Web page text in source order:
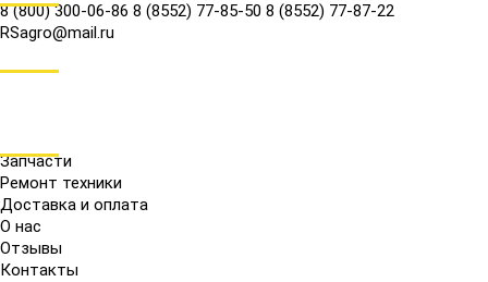
8 (800) 300-06-86 8 (8552) 77-85-50 8 (8552) 77-87-22
RSagro@mail.ru
Запчасти
Ремонт техники
Доставка и оплата
О нас
Отзывы
Контакты